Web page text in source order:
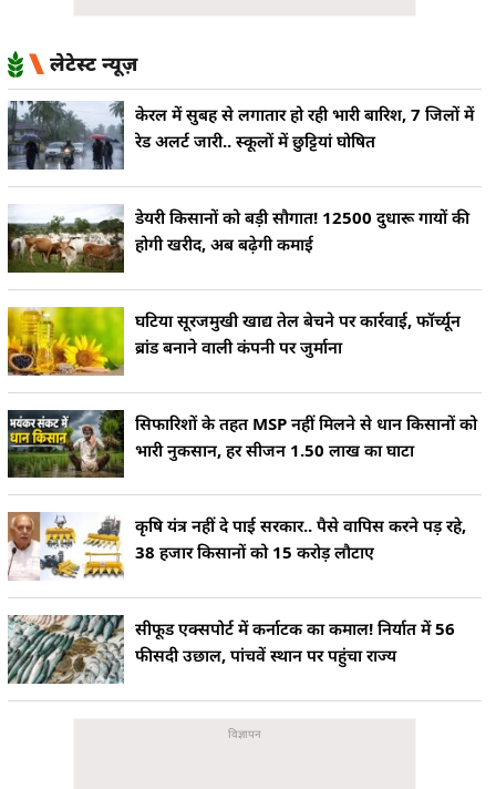
लेटेस्ट न्यूज़
केरल में सुबह से लगातार हो रही भारी बारिश, 7 जिलों में
रेड अलर्ट जारी.. स्कूलों में छुट्टियां घोषित
डेयरी किसानों को बड़ी सौगात! 12500 दुधारू गायों की
होगी खरीद, अब बढ़ेगी कमाई
घटिया सूरजमुखी खाद्य तेल बेचने पर कार्रवाई, फॉर्च्यून
ब्रांड बनाने वाली कंपनी पर जुर्माना
सिफारिशों के तहत MSP नहीं मिलने से धान किसानों को
भारी नुकसान, हर सीजन 1.50 लाख का घाटा
कृषि यंत्र नहीं दे पाई सरकार.. पैसे वापिस करने पड़ रहे,
38 हजार किसानों को 15 करोड़ लौटाए
सीफूड एक्सपोर्ट में कर्नाटक का कमाल! निर्यात में 56
फीसदी उछाल, पांचवें स्थान पर पहुंचा राज्य